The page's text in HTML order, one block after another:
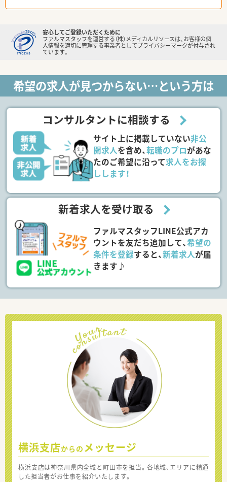
安心してご登録いただくために
ファルマスタッフを運営する（株）メディカルリソースは、お客様の個
人情報を適切に管理する事業者としてプライバシーマークが付与され
ています。
希望の求人が見つからない…という方は
コンサルタントに相談する
サイト上に掲載していない非公
開求人を含め、転職のプロがあな
たのご希望に沿って求人をお探
しします！
新着求人を受け取る
ファルマスタッフLINE公式アカ
ウントを友だち追加して、希望の
条件を登録すると、新着求人が届
きます♪
横浜支店からの メッセージ
横浜支店は神奈川県内全域と町田市を担当。各地域、エリアに精通
した担当者がお仕事を紹介いたします。